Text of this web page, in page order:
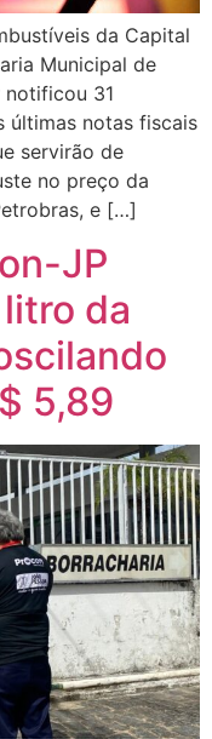
da Capital
Municipal de
notificou 31
últimas notas fiscais
servirão de
no preço da
e […]
JP
da
5,89